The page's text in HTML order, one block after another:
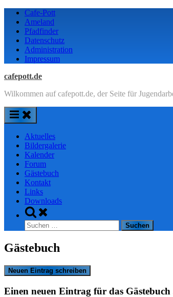
Skip
content
Cafe-Pott
Ameland
Pfadfinder
Datenschutz
Administration
Impressum
cafepott.de
Wilkommen auf cafepott.de, der Seite für
Aktuelles
Bildergalerie
Kalender
Forum
Gästebuch
Kontakt
Links
Downloads
Toggle
search
form
Suchen
nach:
Gästebuch
Einen neuen Eintrag für das Gästebuch